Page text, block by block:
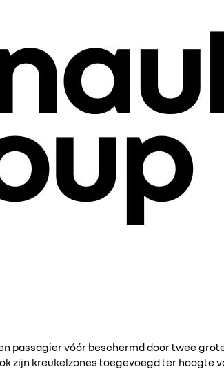
passagier vóór beschermd door twee
zijn kreukelzones toegevoegd ter hoogte